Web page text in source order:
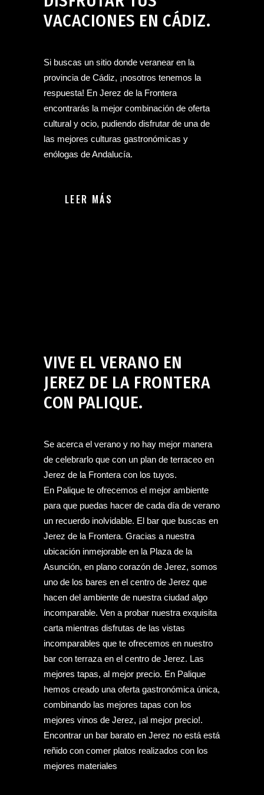
VACACIONES EN CÁDIZ.
Si buscas un sitio donde veranear en la
provincia de Cádiz, ¡nosotros tenemos la
respuesta! En Jerez de la Frontera
encontrarás la mejor combinación de oferta
cultural y ocio, pudiendo disfrutar de una de
las mejores culturas gastronómicas y
enólogas de Andalucía.
LEER MÁS
VIVE EL VERANO EN
JEREZ DE LA FRONTERA
CON PALIQUE.
Se acerca el verano y no hay mejor manera
de celebrarlo que con un plan de terraceo en
Jerez de la Frontera con los tuyos.
En Palique te ofrecemos el mejor ambiente
para que puedas hacer de cada día de verano
un recuerdo inolvidable. El bar que buscas en
Jerez de la Frontera. Gracias a nuestra
ubicación inmejorable en la Plaza de la
Asunción, en plano corazón de Jerez, somos
uno de los bares en el centro de Jerez que
hacen del ambiente de nuestra ciudad algo
incomparable. Ven a probar nuestra exquisita
carta mientras disfrutas de las vistas
incomparables que te ofrecemos en nuestro
bar con terraza en el centro de Jerez. Las
mejores tapas, al mejor precio. En Palique
hemos creado una oferta gastronómica única,
combinando las mejores tapas con los
mejores vinos de Jerez, ¡al mejor precio!.
Encontrar un bar barato en Jerez no está está
reñido con comer platos realizados con los
mejores materiales